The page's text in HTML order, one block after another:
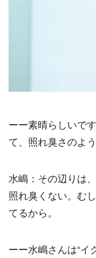
ーー素晴らしいで
て、照れ臭さのよ
水嶋：その辺りは
照れ臭くない。む
てるから。
ーー水嶋さんは“イ